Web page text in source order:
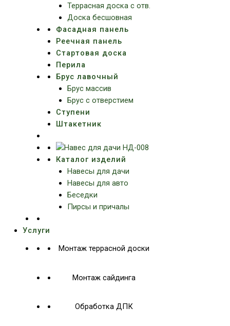
Террасная доска c отв.
Доска бесшовная
Фасадная панель
Реечная панель
Стартовая доска
Перила
Брус лавочный
Брус массив
Брус с отверстием
Ступени
Штакетник
Каталог изделий
Навесы для дачи
Навесы для авто
Беседки
Пирсы и причалы
Услуги
Монтаж террасной доски
Монтаж сайдинга
Обработка ДПК